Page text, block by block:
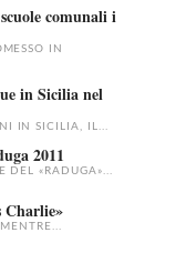
comunali i
IN
in Sicilia nel
IN SICILIA, IL...
2011
«RADUGA»...
Charlie»